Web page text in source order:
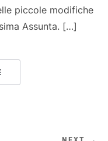
piccole modifiche
Assunta. […]